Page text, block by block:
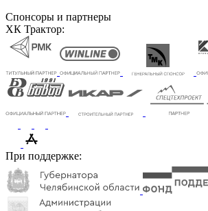
Спонсоры и партнеры
ХК Трактор:
При поддержке: